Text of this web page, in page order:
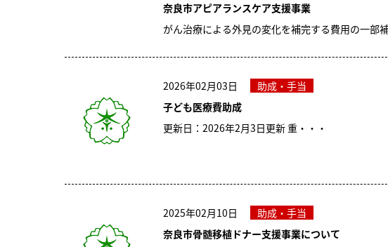
奈良市アピアランスケア支援事業
がん治療による外見の変化を補完する費用の一部
2026年02月03日
助成・手当
子ども医療費助成
更新日：2026年2月3日更新 重・・・
2025年02月10日
助成・手当
奈良市骨髄移植ドナー支援事業について